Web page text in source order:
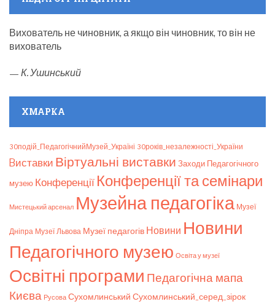
Вихователь не чиновник, а якщо він чиновник, то він не
вихователь
—К. Ушинський
ХМАРКА
30подій_ПедагогічнийМузей_Україні 30років_незалежності_України
Bиставки Віртуальні виставки Заходи Педагогічного
музею Конференції Конференції та семінари
Мистецький арсенал Музейна педагогіка Музеї
Дніпра Музеї Львова Музеї педагогів Новини Новини
Педагогічного музею Освіта у музеї
Освітні програми Педагогічна мапа
Києва Русова Сухомлинський Сухомлинський_серед_зірок